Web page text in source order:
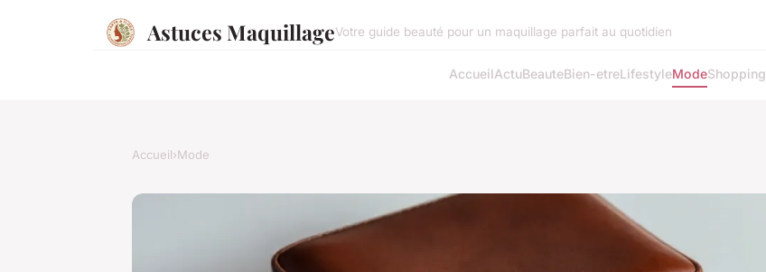
Astuces MaquillageVotre guide beauté pour un maquillage parfait au quotidien
AccueilActuBeauteBien-etreLifestyleModeShopping
Accueil›Mode